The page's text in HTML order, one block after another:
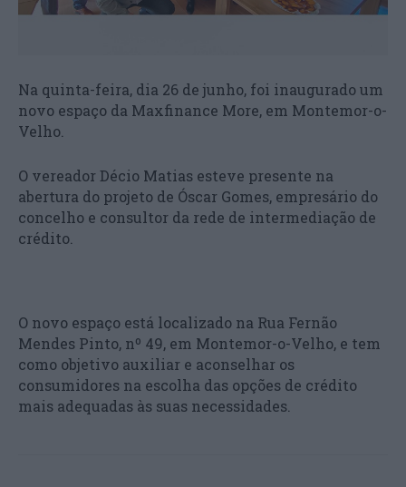
Na quinta-feira, dia 26 de junho, foi inaugurado um
novo espaço da Maxfinance More, em Montemor-o-
Velho.
O vereador Décio Matias esteve presente na
abertura do projeto de Óscar Gomes, empresário do
concelho e consultor da rede de intermediação de
crédito.
O novo espaço está localizado na Rua Fernão
Mendes Pinto, nº 49, em Montemor-o-Velho, e tem
como objetivo auxiliar e aconselhar os
consumidores na escolha das opções de crédito
mais adequadas às suas necessidades.